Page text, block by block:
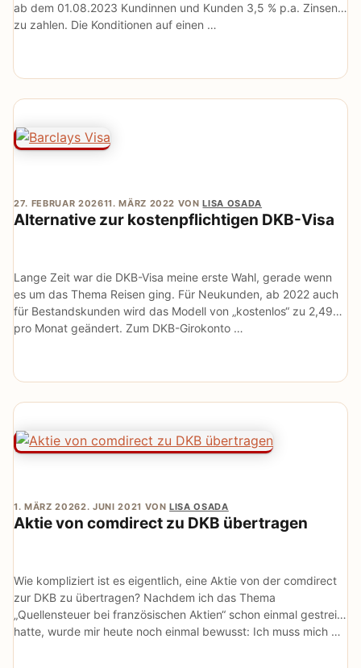
ab dem 01.08.2023 Kundinnen und Kunden 3,5 % p.a. Zinsen
zu zahlen. Die Konditionen auf einen …
Alternative zur kostenpflichtigen DKB-Visa
27. FEBRUAR 202611. MÄRZ 2022 VONLISA OSADA
Lange Zeit war die DKB-Visa meine erste Wahl, gerade wenn
es um das Thema Reisen ging. Für Neukunden, ab 2022 auch
für Bestandskunden wird das Modell von „kostenlos“ zu 2,49€
pro Monat geändert. Zum DKB-Girokonto …
Aktie von comdirect zu DKB übertragen
1. MÄRZ 20262. JUNI 2021 VONLISA OSADA
Wie kompliziert ist es eigentlich, eine Aktie von der comdirect
zur DKB zu übertragen? Nachdem ich das Thema
„Quellensteuer bei französischen Aktien“ schon einmal gestreift
hatte, wurde mir heute noch einmal bewusst: Ich muss mich …